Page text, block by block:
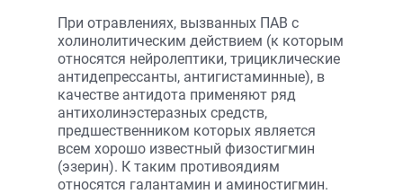
При отравлениях, вызванных ПАВ с
холинолитическим действием (к которым
относятся нейролептики, трициклические
антидепрессанты, антигистаминные), в
качестве антидота применяют ряд
антихолинэстеразных средств,
предшественником которых является
всем хорошо известный физостигмин
(эзерин). К таким противоядиям
относятся галантамин и аминостигмин.